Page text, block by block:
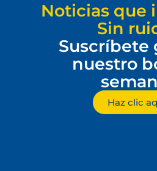
Noticias que
Sin
Suscríbete
nuestro
Haz clic